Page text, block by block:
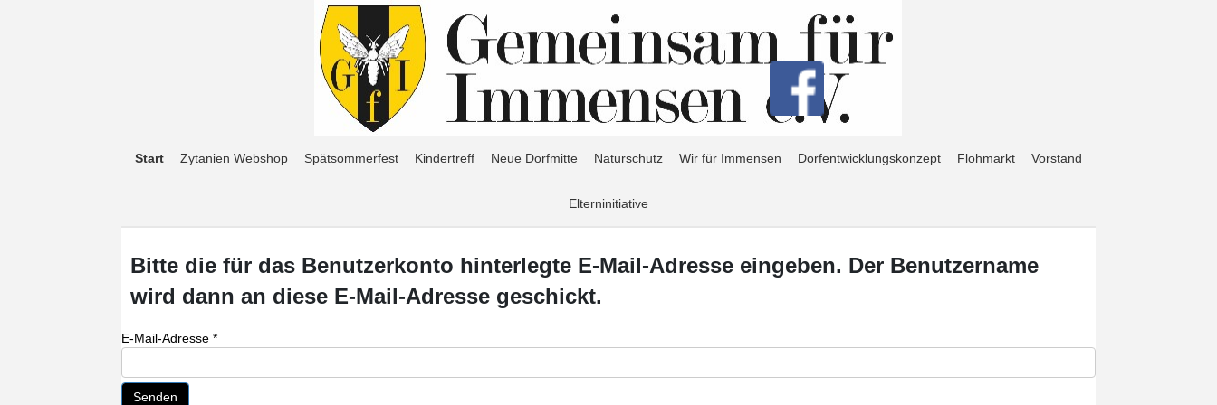
Start Zytanien Webshop Spätsommerfest Kindertreff Neue Dorfmitte Naturschutz Wir für Immensen Dorfentwicklungskonzept Flohmarkt Vorstand
Elterninitiative
Bitte die für das Benutzerkonto hinterlegte E-Mail-Adresse eingeben. Der Benutzername
wird dann an diese E-Mail-Adresse geschickt.
E-Mail-Adresse *
Senden